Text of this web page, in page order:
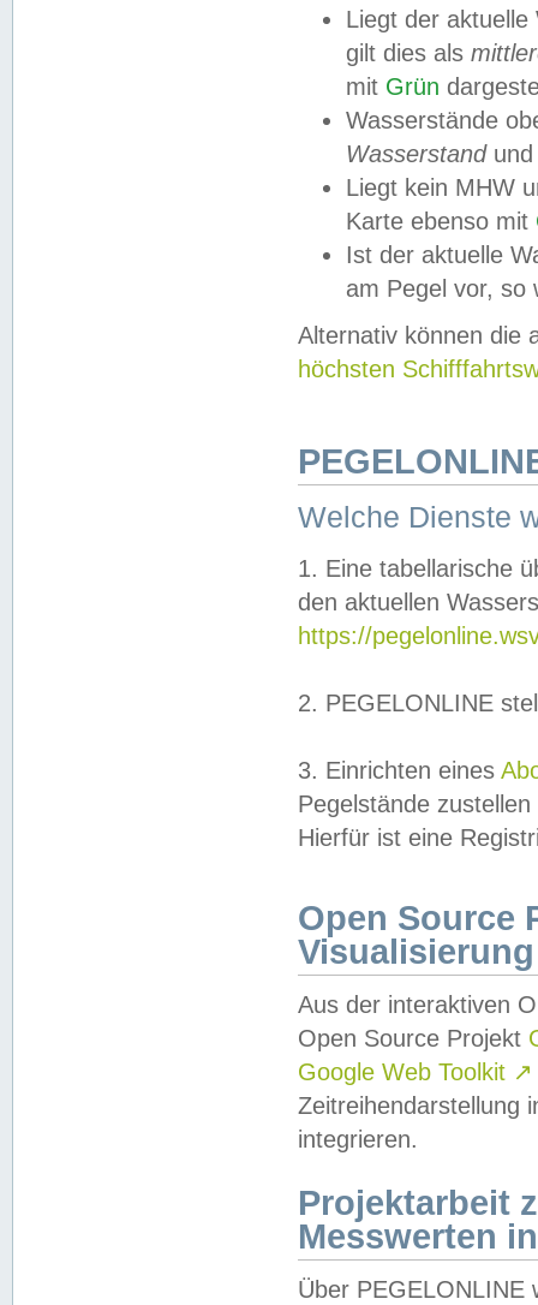
Liegt der
gilt dies als
mit Grün
Wasserstände
Wasserstandund
Liegt kein MHW
Karte ebenso mit
Ist der aktuelle
am Pegel vor,
Alternativ können die
höchsten
Welche Dienste
1. Eine tabellarische
den aktuellen
https://
2. PEGELONLINE
3. Einrichten eines
Pegelstände
Hierfür ist eine
Open Source
Visualisierung
Aus der interaktiven
Open Source Projekt
Google Web Toolkit ↗
Zeitreihendarstellung
integrieren.
Projektarbeit
Messwerten
Über PEGELONLINE